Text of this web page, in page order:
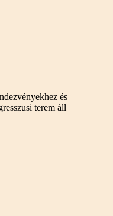
és
terem áll